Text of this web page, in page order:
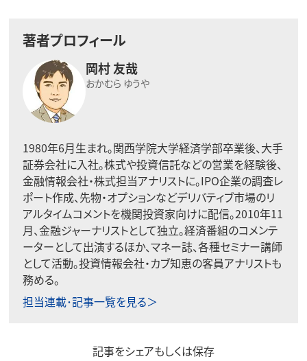
著者プロフィール
岡村 友哉
おかむら ゆうや
1980年6月生まれ。関西学院大学経済学部卒業後、大手
証券会社に入社。株式や投資信託などの営業を経験後、
金融情報会社・株式担当アナリストに。IPO企業の調査レ
ポート作成、先物・オプションなどデリバティブ市場のリ
アルタイムコメントを機関投資家向けに配信。2010年11
月、金融ジャーナリストとして独立。経済番組のコメンテ
ーターとして出演するほか、マネー誌、各種セミナー講師
として活動。投資情報会社・カブ知恵の客員アナリストも
務める。
担当連載･記事一覧を見る＞
記事をシェアもしくは保存